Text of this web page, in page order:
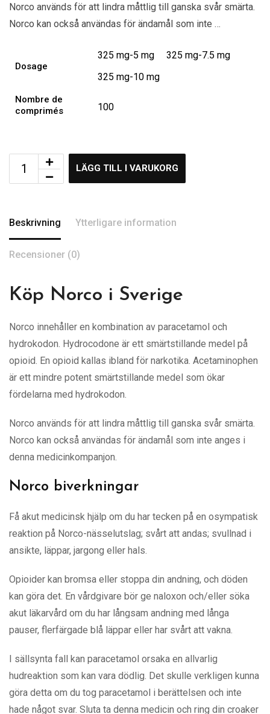
Norco används för att lindra måttlig till ganska svår smärta.
Norco kan också användas för ändamål som inte …
Dosage
325 mg-5 mg
325 mg-7.5 mg
325 mg-10 mg
Nombre de
comprimés
100
LÄGG TILL I VARUKORG
Beskrivning Ytterligare information
Recensioner (0)
Köp Norco i Sverige
Norco innehåller en kombination av paracetamol och
hydrokodon. Hydrocodone är ett smärtstillande medel på
opioid. En opioid kallas ibland för narkotika. Acetaminophen
är ett mindre potent smärtstillande medel som ökar
fördelarna med hydrokodon.
Norco används för att lindra måttlig till ganska svår smärta.
Norco kan också användas för ändamål som inte anges i
denna medicinkompanjon.
Norco biverkningar
Få akut medicinsk hjälp om du har tecken på en osympatisk
reaktion på Norco-nässelutslag; svårt att andas; svullnad i
ansikte, läppar, jargong eller hals.
Opioider kan bromsa eller stoppa din andning, och döden
kan göra det. En vårdgivare bör ge naloxon och/eller söka
akut läkarvård om du har långsam andning med långa
pauser, flerfärgade blå läppar eller har svårt att vakna.
I sällsynta fall kan paracetamol orsaka en allvarlig
hudreaktion som kan vara dödlig. Det skulle verkligen kunna
göra detta om du tog paracetamol i berättelsen och inte
hade något svar. Sluta ta denna medicin och ring din croaker